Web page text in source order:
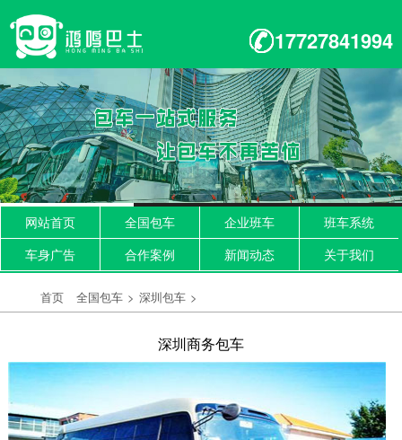
17727841994
网站首页 全国包车 企业班车
班车系统
车身广告
合作案例 新闻动态 关于我们
首页 全国包车 > 深圳包车 >
深圳商务包车